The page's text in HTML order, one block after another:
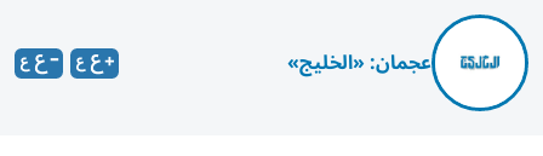
عجمان: «الخليج»